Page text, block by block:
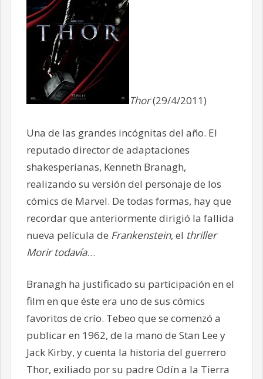
Thor(29/4/2011)
Una de las grandes incógnitas del año. El
reputado director de adaptaciones
shakesperianas, Kenneth Branagh,
realizando su versión del personaje de los
cómics de Marvel. De todas formas, hay que
recordar que anteriormente dirigió la fallida
nueva película de Frankenstein, el thriller
Morir todavía…
Branagh ha justificado su participación en el
film en que éste era uno de sus cómics
favoritos de crío. Tebeo que se comenzó a
publicar en 1962, de la mano de Stan Lee y
Jack Kirby, y cuenta la historia del guerrero
Thor, exiliado por su padre Odín a la Tierra